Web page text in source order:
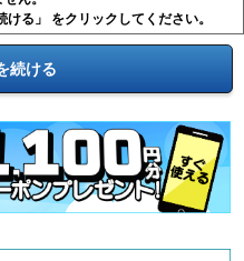
る」 をクリックしてください。